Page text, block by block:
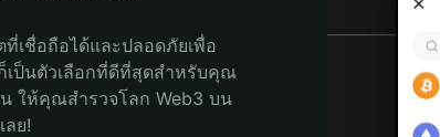
เชื่อถือได้และปลอดภัยเพื่อ
ป็นตัวเลือกที่ดีที่สุดสำหรับคุณ
ให้คุณสำรวจโลก Web3 บน
ลย!